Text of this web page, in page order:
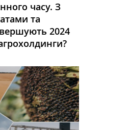
часу. З
та
2024